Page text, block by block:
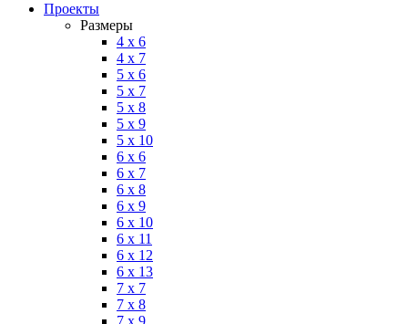
Проекты
Размеры
4 x 6
4 x 7
5 x 6
5 x 7
5 x 8
5 x 9
5 x 10
6 x 6
6 x 7
6 x 8
6 x 9
6 x 10
6 x 11
6 x 12
6 x 13
7 x 7
7 x 8
7 x 9